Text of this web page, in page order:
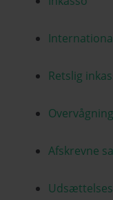
Retslig
Overvågning
Afskrevne